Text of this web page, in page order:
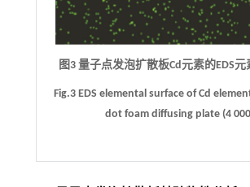
图3 量子点发泡扩散板Cd元素的EDS元
Fig.3 EDS elemental surface of Cd
dot foam diffusing plate (4